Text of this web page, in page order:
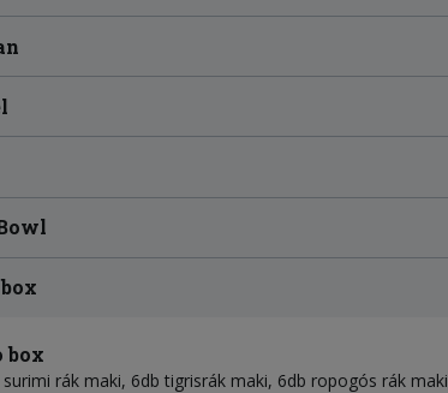
box
surimi rák maki, 6db tigrisrák maki, 6db ropogós rák maki